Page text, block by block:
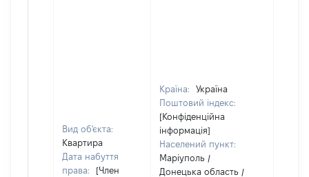
Вид об'єкта:
Квартира
Дата набуття
права:
[Член
Країна:
Україна
Поштовий індекс:
[Конфіденційна
інформація]
Населений пункт:
Маріуполь /
Донецька область /